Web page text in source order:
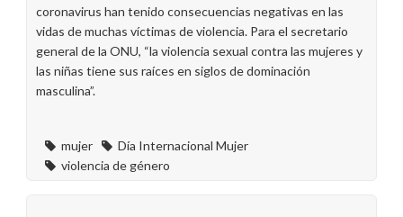
coronavirus han tenido consecuencias negativas en las
vidas de muchas víctimas de violencia. Para el secretario
general de la ONU, “la violencia sexual contra las mujeres y
las niñas tiene sus raíces en siglos de dominación
masculina”.
mujer
Día Internacional Mujer
violencia de género